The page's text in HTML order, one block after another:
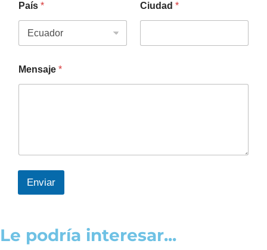
País * Ciudad *
Mensaje *
Enviar
Le podría interesar...